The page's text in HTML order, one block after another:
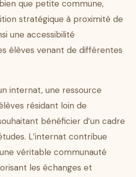
que petite commune,
stratégique à proximité de
une accessibilité
élèves venant de différentes
internat, une ressource
résidant loin de
bénéficier d’un cadre
L’internat contribue
véritable communauté
les échanges et